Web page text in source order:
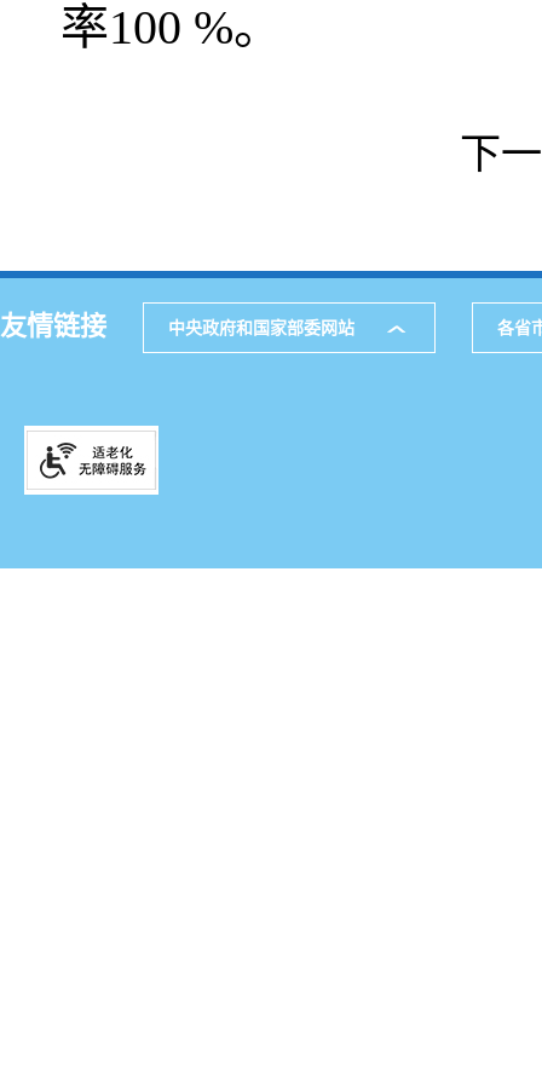
率100 %。
下
友情链接 中央政府和国家部委网站 各省